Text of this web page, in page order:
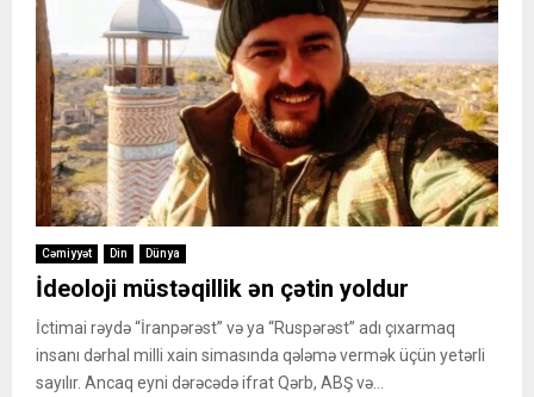
Cəmiyyət Din Dünya
İdeoloji müstəqillik ən çətin yoldur
İctimai rəydə “İranpərəst” və ya “Ruspərəst” adı çıxarmaq
insanı dərhal milli xain simasında qələmə vermək üçün yetərli
sayılır. Ancaq eyni dərəcədə ifrat Qərb, ABŞ və...